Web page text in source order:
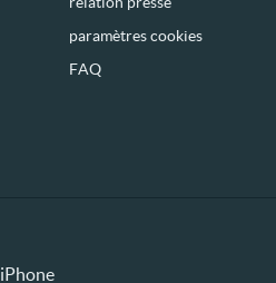
paramètres cookies
FAQ
iPhone